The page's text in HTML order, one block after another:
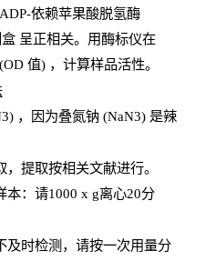
依赖苹果酸脱氢酶
呈正相关。用酶标仪在
(OD 值) ，计算样品活性。
3) ，因为叠氮钠 (NaN3) 是辣
提取按相关文献进行。
本：请1000 x g离心20分
时检测，请按一次用量分